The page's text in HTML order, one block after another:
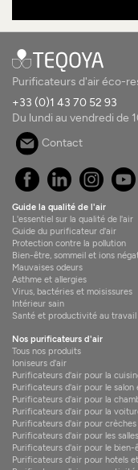
Purificateurs d'air éco-
+33 (0)1 43 70 52 93
Du lundi au vendredi de
Contact
Guide la qualité de l'air
L'essentiel sur la qualité de l'air
Guide du purificateur d'air
Protection contre la pollution
Bien-être, sommeil et ions
Mauvaises odeurs
Asthme et allergies
Virus, bactéries et moisissures
Intérieur sain
Santé et productivité au travail
Nos purificateurs d'air
Tous nos produits
Ioniseurs d'air
Purificateurs d'air pour la
Purificateurs d'air pour le
Purificateurs d'air pour la
Purificateurs d'air pour la
Purificateurs d'air pour
Purificateurs d'air pour les
Purificateurs d'air pour le
Purificateurs d'air pour hotels